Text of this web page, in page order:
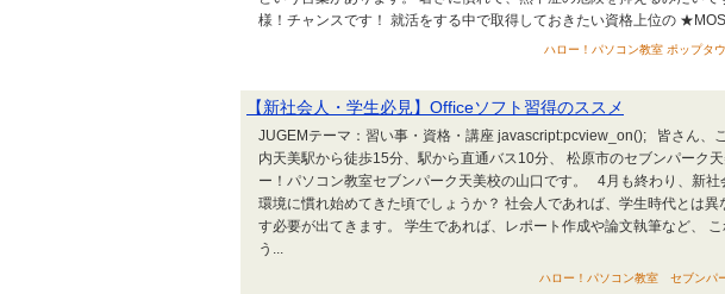
様！チャンスです！ 就活をする中で取得しておきたい資格上位の
ハロー！パソコン教室 ポップタ
【新社会人・学生必見】Officeソフト習得のススメ
JUGEMテーマ：習い事・資格・講座 javascript:pcview_on(); 皆さん、
内天美駅から徒歩15分、駅から直通バス10分、 松原市のセブンパーク
ー！パソコン教室セブンパーク天美校の山口です。 4月も終わり、新
環境に慣れ始めてきた頃でしょうか？ 社会人であれば、学生時代とは異
す必要が出てきます。 学生であれば、レポート作成や論文執筆など、
う...
ハロー！パソコン教室 セブンパ